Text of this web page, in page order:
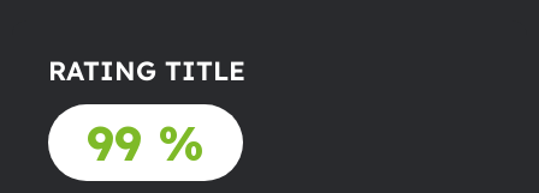
RATING TITLE
99 %